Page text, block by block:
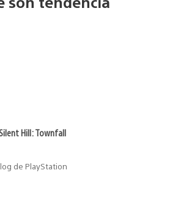
Hill: Townfall
de PlayStation